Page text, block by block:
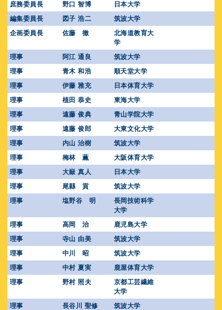
庶務委員長
野口 智博
日本大学
編集委員長
図子 浩二
筑波大学
企画委員長
佐藤 徹
北海道教育大
学
理事
阿江 通良
筑波大学
理事
青木 和浩
順天堂大学
理事
伊藤 雅充
日本体育大学
理事
植田 恭史
東海大学
理事
遠藤 俊典
青山学院大学
理事
遠藤 俊郎
大東文化大学
理事
内山 治樹
筑波大学
理事
梅林 薫
大阪体育大学
理事
大嶽 真人
日本大学
理事
尾縣 貢
筑波大学
理事
塩野谷 明
長岡技術科学
大学
理事
高岡 治
鹿児島大学
理事
寺山 由美
筑波大学
理事
中川 昭
筑波大学
理事
中村 夏実
鹿屋体育大学
理事
野村 照夫
京都工芸繊維
大学
理事
長谷川 聖修
筑波大学